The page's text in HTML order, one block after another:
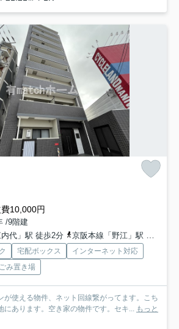
10,000円
/9階建
代」駅 徒歩2分
京阪本線「野江」駅 徒歩11分
宅配ボックス
インターネット対応
み置き場
が使える物件、ネット回線繋がってます。こち
にあります。空き家の物件です。セキ... もっと